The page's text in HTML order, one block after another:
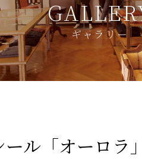
ギャラリー
ル「オーロラ」